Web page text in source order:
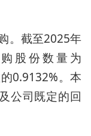
。截至2025年
股份数量为
0.9132%。本
公司既定的回